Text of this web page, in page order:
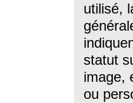
utilisé,
statut
image,
ou